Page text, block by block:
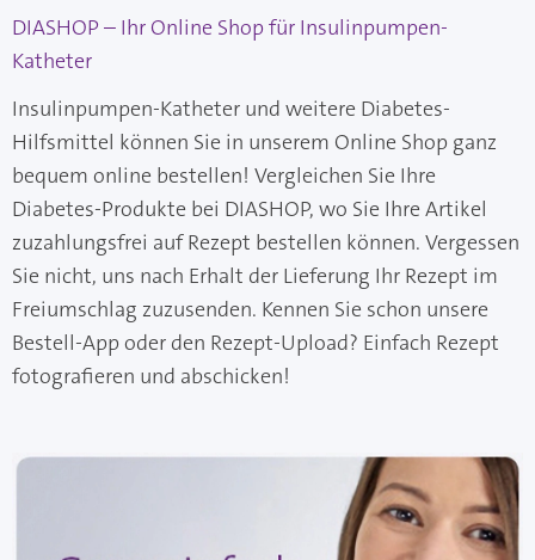
DIASHOP – Ihr Online Shop für Insulinpumpen-
Katheter
Insulinpumpen-Katheter und weitere Diabetes-
Hilfsmittel können Sie in unserem Online Shop ganz
bequem online bestellen! Vergleichen Sie Ihre
Diabetes-Produkte bei DIASHOP, wo Sie Ihre Artikel
zuzahlungsfrei auf Rezept bestellen können. Vergessen
Sie nicht, uns nach Erhalt der Lieferung Ihr Rezept im
Freiumschlag zuzusenden. Kennen Sie schon unsere
Bestell-App oder den Rezept-Upload? Einfach Rezept
fotografieren und abschicken!